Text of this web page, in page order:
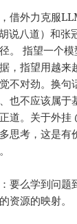
借外力克服
说八道）和张
。 指望一个
，指望用越来
不对劲。换句
也不应该属于
道。关于外挂
思考，这是有
要么学到问题
资源的映射。